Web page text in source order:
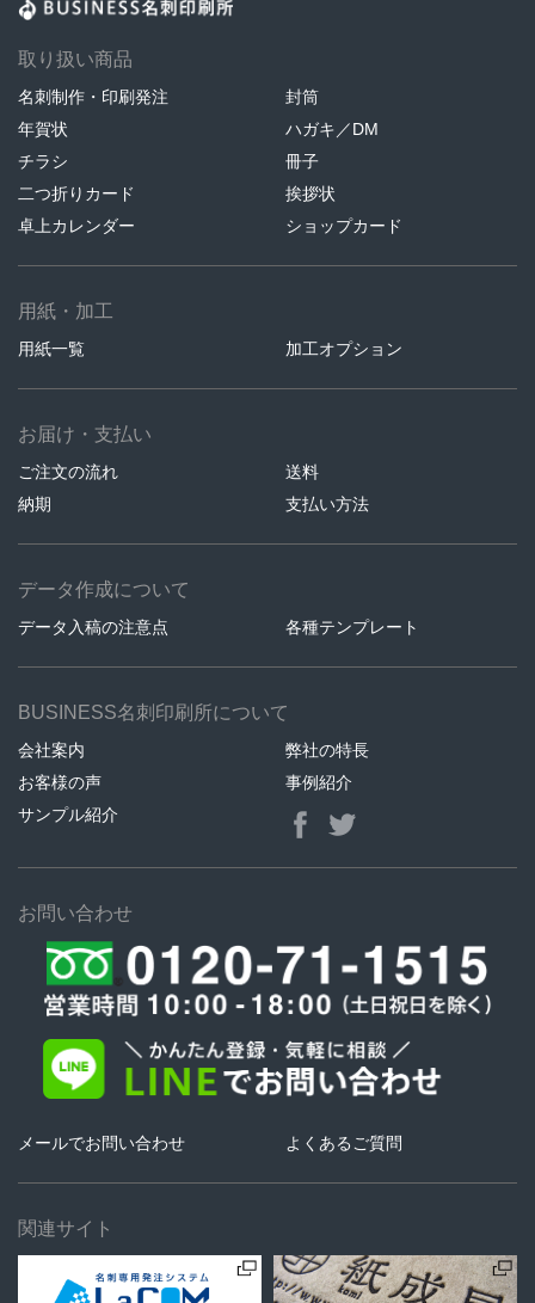
取り扱い商品
名刺制作・印刷発注
封筒
年賀状
ハガキ／DM
チラシ
冊子
二つ折りカード
挨拶状
卓上カレンダー
ショップカード
用紙・加工
用紙一覧 加工オプション
お届け・支払い
ご注文の流れ
送料
納期
支払い方法
データ作成について
データ入稿の注意点 各種テンプレート
BUSINESS名刺印刷所について
会社案内
弊社の特長
お客様の声
事例紹介
サンプル紹介
お問い合わせ
メールでお問い合わせ よくあるご質問
関連サイト